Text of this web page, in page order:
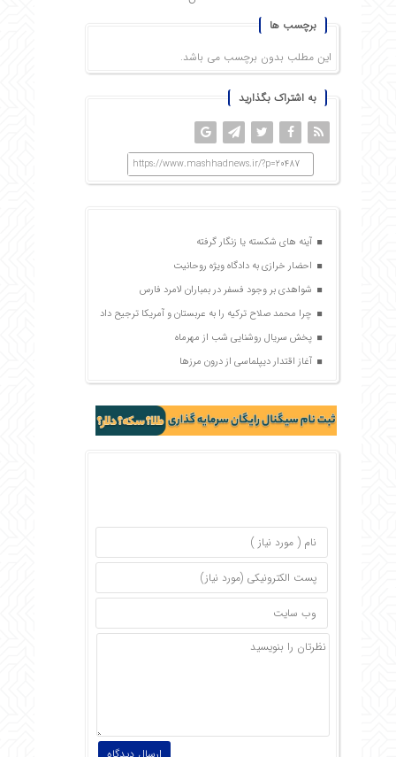
برچسب ها
این مطلب بدون برچسب می باشد.
به اشتراک بگذارید
https://www.mashhadnews.ir/?p=20487
آینه های شکسته یا زنگار گرفته
احضار خرازی به دادگاه ویژه روحانیت
شواهدی بر وجود فسفر در بمباران لامرد فارس
چرا محمد صلاح ترکیه را به عربستان و آمریکا ترجیح داد
پخش سریال روشنایی شب از مهرماه
آغاز اقتدار دیپلماسی از درون مرزها